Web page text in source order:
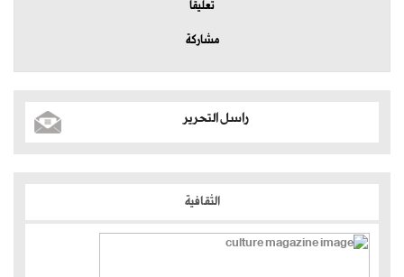
تعليقا
مشاركة
راسل التحرير
الثقافية